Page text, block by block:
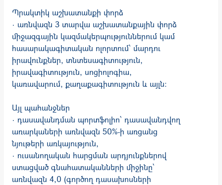
Պրակտիկ աշխատանքի փորձ
· առնվազն 3 տարվա աշխատանքային փորձ
միջազգային կազմակերպություններում կամ
հասարակագիտական ոլորտում՝ մարդու
իրավունքներ, տնտեսագիտություն,
իրավագիտություն, սոցիոլոգիա,
կառավարում, քաղաքագիտություն և այլն։
Այլ պահանջներ
· դասավանդման պորտֆոլիո՝ դասավանդվող
առարկաների առնվազն 50%-ի առցանց
նյութերի առկայություն,
· ուսանողական հարցման արդյունքներով
ստացված գնահատականների միջինը՝
առնվազն 4,0 (գործող դասախոսների